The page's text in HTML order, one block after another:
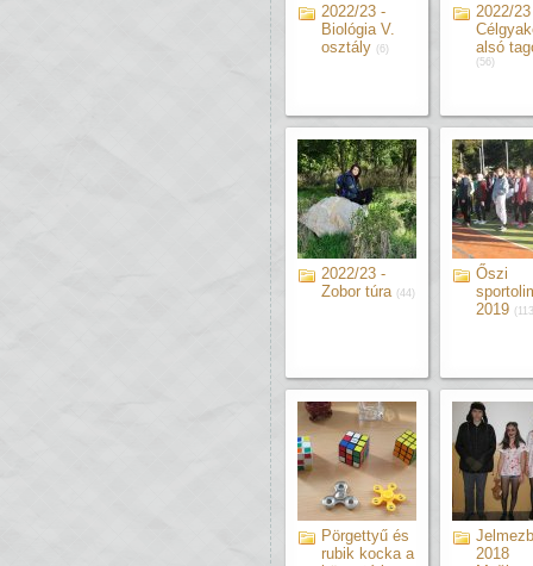
2022/23 -
Biológia V.
osztály (6)
2022/
alsó
(56)
2022/23 -
Zobor túra (44)
Őszi
2019
Pörgettyű és
rubik kocka a
2018